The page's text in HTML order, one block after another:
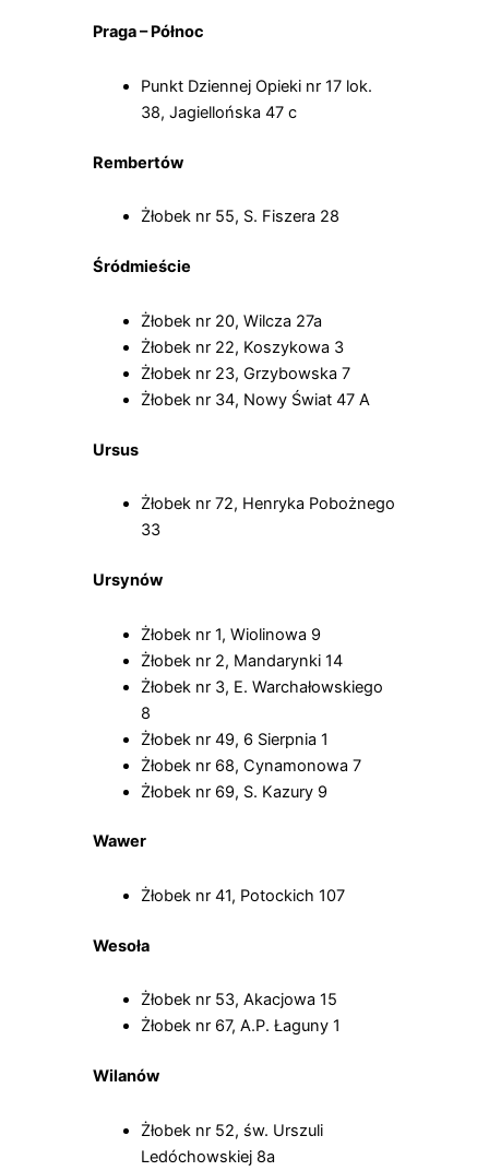
Praga – Północ
Punkt Dziennej Opieki nr 17 lok.
38, Jagiellońska 47 c
Rembertów
Żłobek nr 55, S. Fiszera 28
Śródmieście
Żłobek nr 20, Wilcza 27a
Żłobek nr 22, Koszykowa 3
Żłobek nr 23, Grzybowska 7
Żłobek nr 34, Nowy Świat 47 A
Ursus
Żłobek nr 72, Henryka Pobożnego
33
Ursynów
Żłobek nr 1, Wiolinowa 9
Żłobek nr 2, Mandarynki 14
Żłobek nr 3, E. Warchałowskiego
8
Żłobek nr 49, 6 Sierpnia 1
Żłobek nr 68, Cynamonowa 7
Żłobek nr 69, S. Kazury 9
Wawer
Żłobek nr 41, Potockich 107
Wesoła
Żłobek nr 53, Akacjowa 15
Żłobek nr 67, A.P. Łaguny 1
Wilanów
Żłobek nr 52, św. Urszuli
Ledóchowskiej 8a